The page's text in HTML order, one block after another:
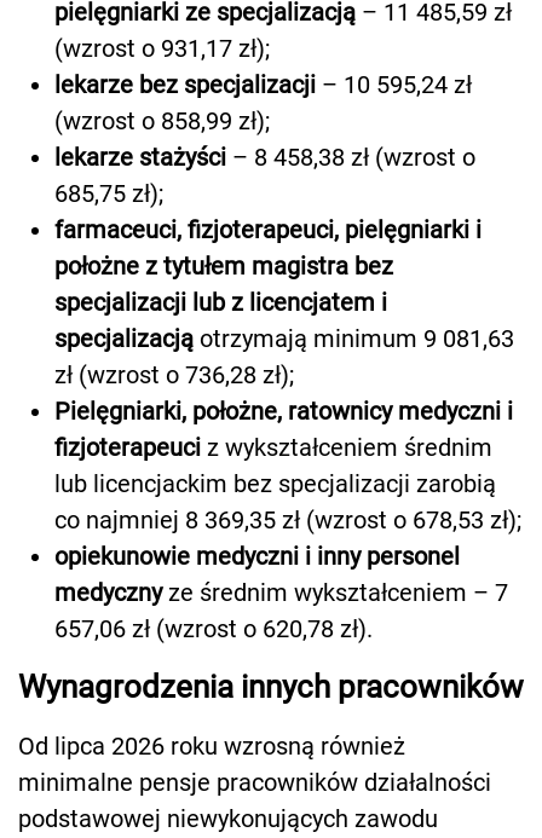
pielęgniarki ze specjalizacją – 11 485,59 zł
(wzrost o 931,17 zł);
lekarze bez specjalizacji – 10 595,24 zł
(wzrost o 858,99 zł);
lekarze stażyści – 8 458,38 zł (wzrost o
685,75 zł);
farmaceuci, fizjoterapeuci, pielęgniarki i
położne z tytułem magistra bez
specjalizacji lub z licencjatem i
specjalizacją otrzymają minimum 9 081,63
zł (wzrost o 736,28 zł);
Pielęgniarki, położne, ratownicy medyczni i
fizjoterapeuci z wykształceniem średnim
lub licencjackim bez specjalizacji zarobią
co najmniej 8 369,35 zł (wzrost o 678,53 zł);
opiekunowie medyczni i inny personel
medycznyze średnim wykształceniem – 7
657,06 zł (wzrost o 620,78 zł).
Wynagrodzenia innych pracowników
Od lipca 2026 roku wzrosną również
minimalne pensje pracowników działalności
podstawowej niewykonujących zawodu